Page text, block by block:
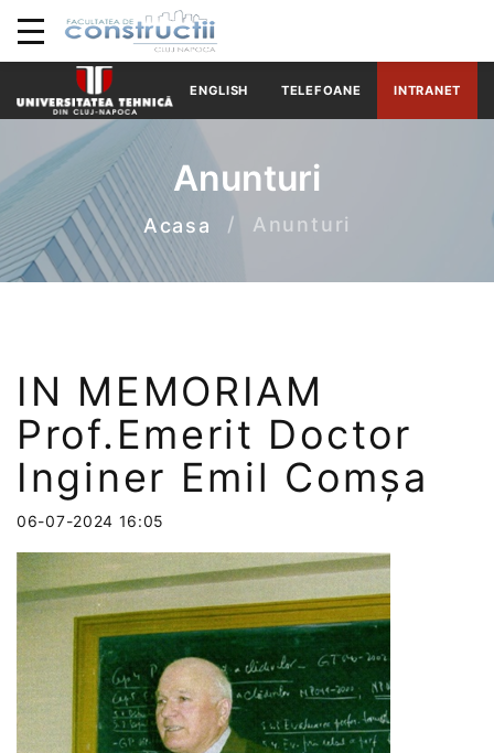
ENGLISH TELEFOANE INTRANET
Anunturi
Acasa Anunturi
IN MEMORIAM
Prof.Emerit Doctor
Inginer Emil Comșa
06-07-2024 16:05